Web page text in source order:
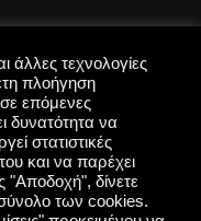
άλλες τεχνολογίες
πλοήγηση
επόμενες
δυνατότητα να
στατιστικές
και να παρέχει
"Αποδοχή", δίνετε
των cookies.